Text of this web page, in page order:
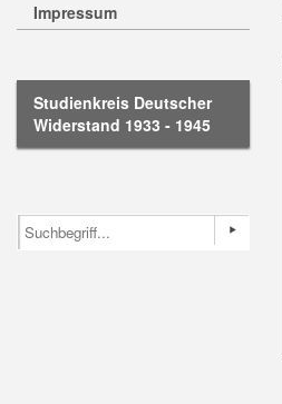
Impressum
Studienkreis Deutscher
Widerstand 1933 - 1945